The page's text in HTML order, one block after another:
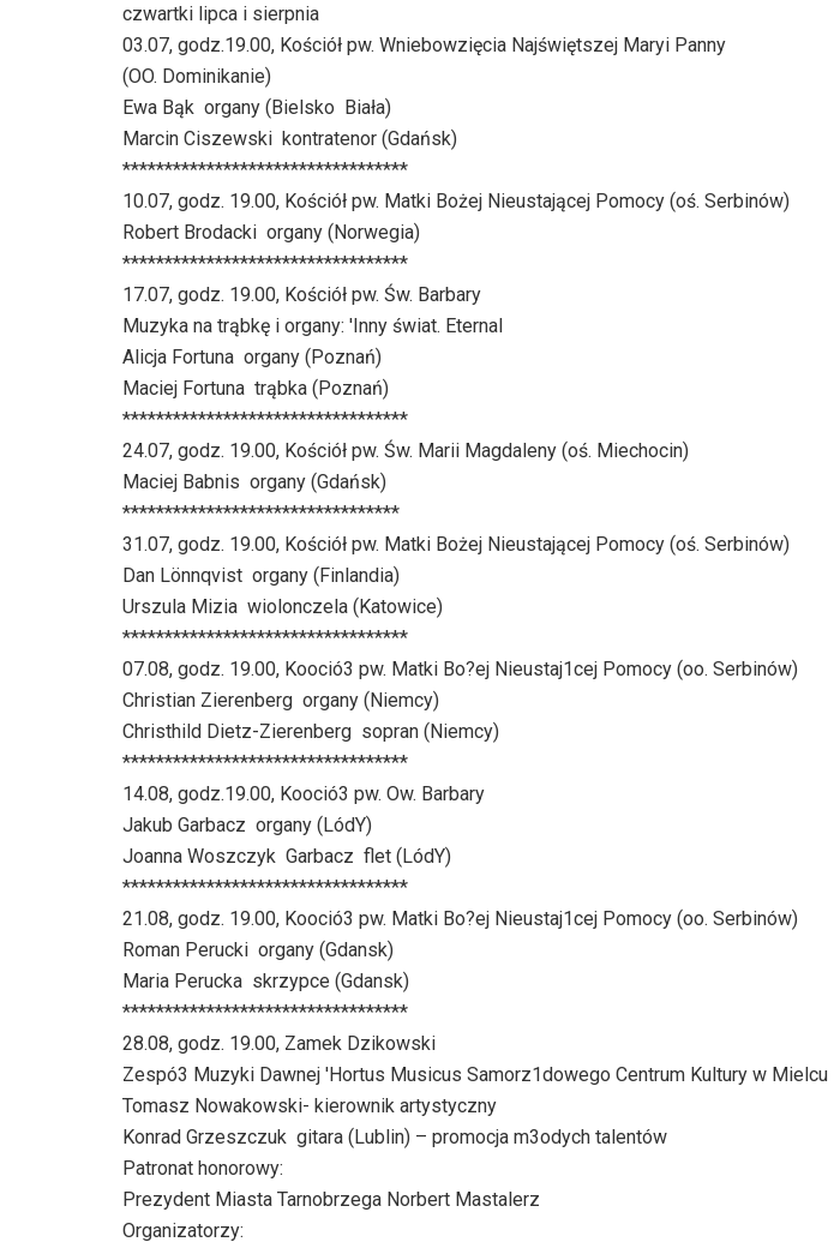
czwartki lipca i sierpnia
03.07, godz.19.00, Kościół pw. Wniebowzięcia Najświętszej Maryi Panny
(OO. Dominikanie)
Ewa Bąk  organy (Bielsko  Biała)
Marcin Ciszewski  kontratenor (Gdańsk)
**********************************
10.07, godz. 19.00, Kościół pw. Matki Bożej Nieustającej Pomocy (oś. Serbinów)
Robert Brodacki  organy (Norwegia)
**********************************
17.07, godz. 19.00, Kościół pw. Św. Barbary
Muzyka na trąbkę i organy: 'Inny świat. Eternal
Alicja Fortuna  organy (Poznań)
Maciej Fortuna  trąbka (Poznań)
**********************************
24.07, godz. 19.00, Kościół pw. Św. Marii Magdaleny (oś. Miechocin)
Maciej Babnis  organy (Gdańsk)
*********************************
31.07, godz. 19.00, Kościół pw. Matki Bożej Nieustającej Pomocy (oś. Serbinów)
Dan Lönnqvist  organy (Finlandia)
Urszula Mizia  wiolonczela (Katowice)
**********************************
07.08, godz. 19.00, Kooció3 pw. Matki Bo?ej Nieustaj1cej Pomocy (oo. Serbinów)
Christian Zierenberg  organy (Niemcy)
Christhild Dietz-Zierenberg  sopran (Niemcy)
**********************************
14.08, godz.19.00, Kooció3 pw. Ow. Barbary
Jakub Garbacz  organy (LódY)
Joanna Woszczyk  Garbacz  flet (LódY)
**********************************
21.08, godz. 19.00, Kooció3 pw. Matki Bo?ej Nieustaj1cej Pomocy (oo. Serbinów)
Roman Perucki  organy (Gdansk)
Maria Perucka  skrzypce (Gdansk)
**********************************
28.08, godz. 19.00, Zamek Dzikowski
Zespó3 Muzyki Dawnej 'Hortus Musicus Samorz1dowego Centrum Kultury w Mielcu
Tomasz Nowakowski- kierownik artystyczny
Konrad Grzeszczuk  gitara (Lublin) – promocja m3odych talentów
Patronat honorowy:
Prezydent Miasta Tarnobrzega Norbert Mastalerz
Organizatorzy: